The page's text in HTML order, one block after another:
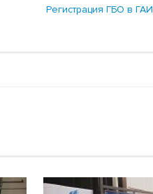
Регистрация ГБО в ГАИ